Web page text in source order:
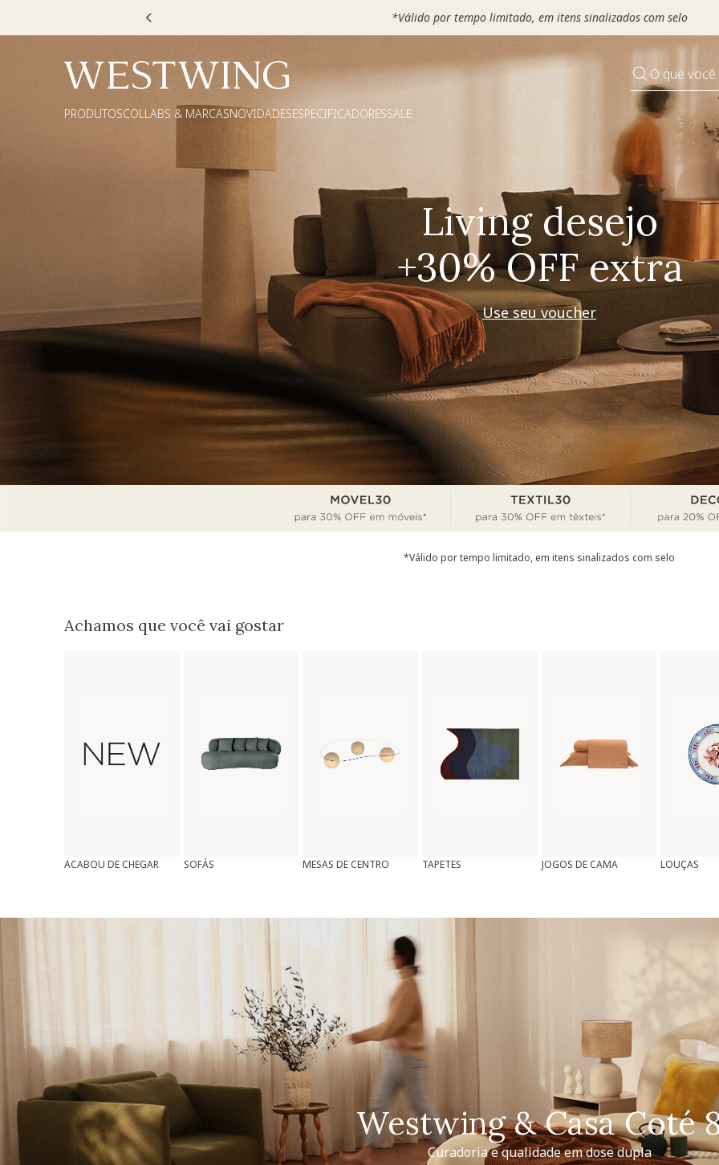
Escolha seu VOUCHER e ganhe até 30% OFF*: useMOVEL30, TEXTIL30 OU
O que
PRODUTOSCOLLABS & MARCASNOVIDADESESPECIFICADORESSALE
Pequenos rituais
Grandes mudanças
Decorar
*Válido por tempo limitado, em itens sinalizados com selo
Achamos que você vai gostar
ACABOU DE CHEGAR SOFÁS MESAS DE CENTRO TAPETES JOGOS DE CAMA LOUÇAS
Westwing & Casa Coté
Curadoria e qualidade em dose dupla